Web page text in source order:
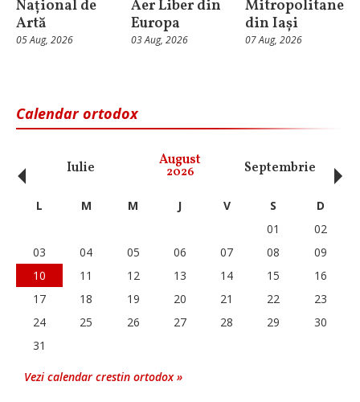
Național de
Artă
05 Aug, 2026
Aer Liber din
Europa
03 Aug, 2026
Mitropolitane
din Iași
07 Aug, 2026
Calendar ortodox
Iulie August
2026 Septembrie
‹ L M M J V S
D
01
02
03
04 05 06 07 08
09
10
11 12 13 14 15
16
17
18 19 20 21 22
23
24
25 26 27 28 29
30
31
Vezi calendar crestin ortodox »